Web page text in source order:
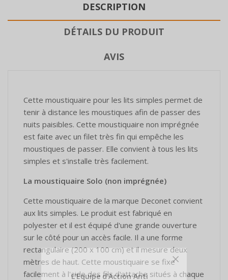
DESCRIPTION
DÉTAILS DU PRODUIT
AVIS
Cette moustiquaire pour les lits simples permet de
tenir à distance les moustiques afin de passer des
nuits paisibles. Cette moustiquaire non imprégnée
est faite avec un filet très fin qui empêche les
moustiques de passer. Elle convient à tous les lits
simples et s'installe très facilement.
La moustiquaire Solo (non imprégnée)
Cette moustiquaire de la marque Deconet convient
aux lits simples. Le produit est fabriqué en
polyester et il est équipé d'une grande ouverture
sur le côté pour un accès facile. Il a une forme
rectangulaire (200 x 100 cm) et il mesure deux
mètres de haut. Cette moustiquaire se fixe
facilement à l'aide des fils d'attache situés à chaque
L'Equipe d'Action Anti